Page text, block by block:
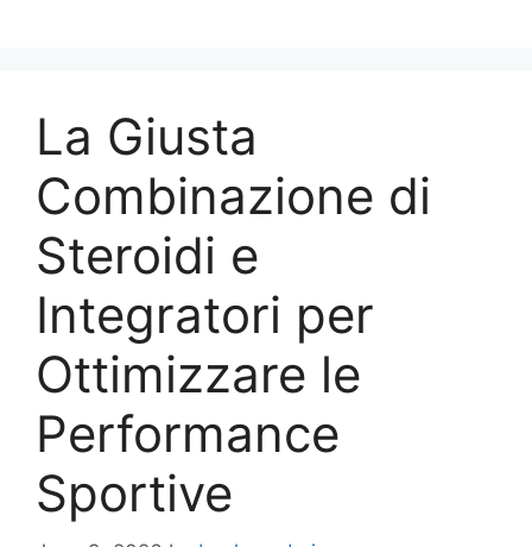
La Giusta
Combinazione di
Steroidi e
Integratori per
Ottimizzare le
Performance
Sportive